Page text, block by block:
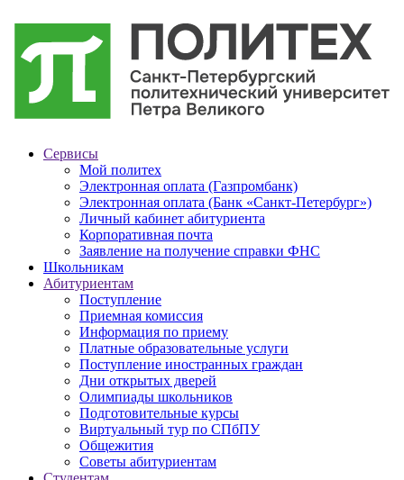
Сервисы
Мой политех
Электронная оплата (Газпромбанк)
Электронная оплата (Банк «Санкт-Петербург»)
Личный кабинет абитуриента
Корпоративная почта
Заявление на получение справки ФНС
Школьникам
Абитуриентам
Поступление
Приемная комиссия
Информация по приему
Платные образовательные услуги
Поступление иностранных граждан
Дни открытых дверей
Олимпиады школьников
Подготовительные курсы
Виртуальный тур по СПбПУ
Общежития
Советы абитуриентам